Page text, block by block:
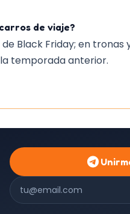
de viaje?
Black Friday; en tronas
temporada anterior.
Correo electrónico